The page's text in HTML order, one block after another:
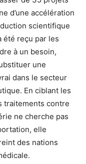
d’une accélération
scientifique
été reçu par les
à un besoin,
une
dans le secteur
En ciblant les
traitements contre
ne cherche pas
elle
des nations